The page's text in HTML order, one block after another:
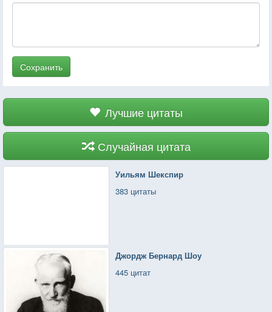
Сохранить
Лучшие цитаты
Случайная цитата
Уильям Шекспир
383 цитаты
Джордж Бернард Шоу
445 цитат